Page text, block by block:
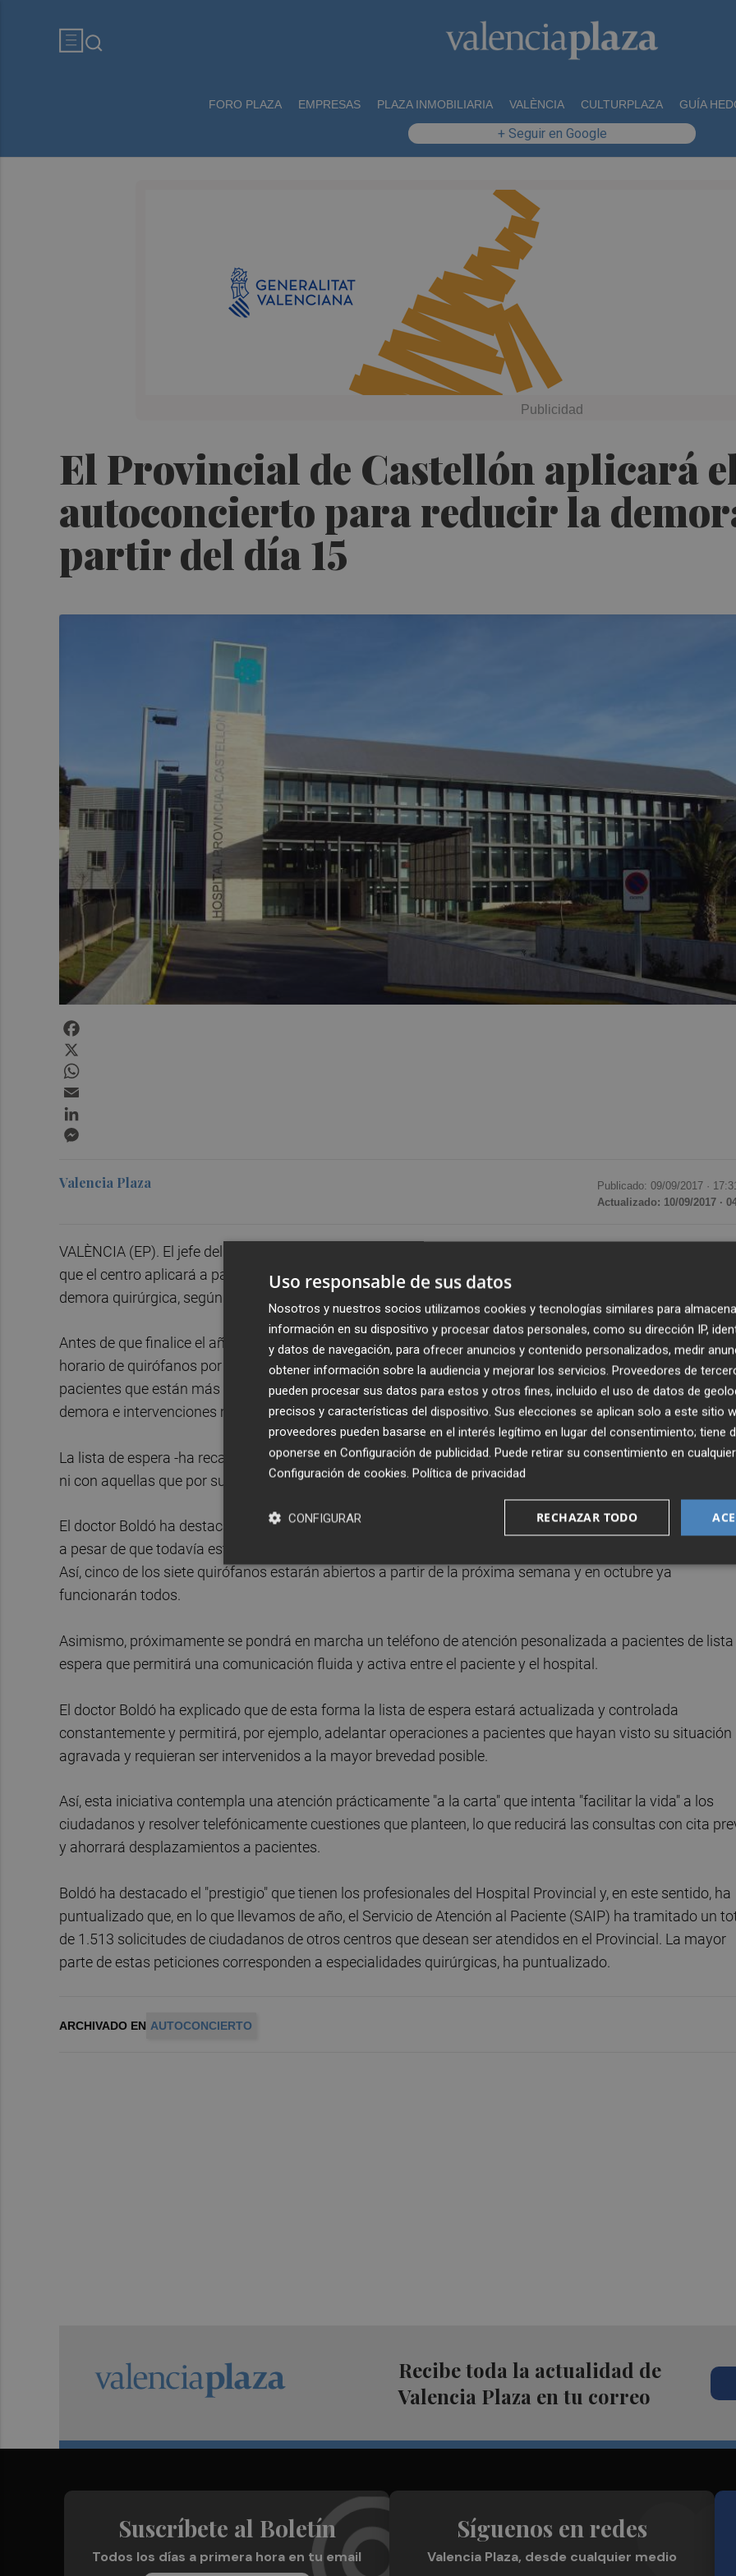
FORO PLAZA EMPRESAS PLAZA INMOBILIARIA VALÈNCIA CULTURPLAZA GUÍA
+ Seguir en Google
El Provincial de Castellón aplicará
autoconcierto para reducir la
partir del día 15
Valencia Plaza Publicado: 09/09/2017 ·
Actualizado: 10/09/2017 ·
VALÈNCIA (EP). El jefe del área quirúrgica del Hospital Provincial de Castellón,
que el centro aplicará a partir del próximo 15 de septiembre el plan de autoconcierto para disminuir la
demora quirúrgica, según ha informado el centro hospitalario en un comunicado.
Antes de que finalice el año ya se podrán ofrecer los primeros resultados del plan, que supone ampliar el
horario de quirófanos por la tarde e incluir algún sábado para realizar más intervenciones dando
pacientes que están más días pendientes de su intervención, así como a las especialidades con mayor
demora e intervenciones más frecuentes, han explicado.
La lista de espera -ha recalcado Boldó- corresponde a patologías que "no tienen que ver con las
ni con aquellas que por su clínica o procesos agudos se operan de una forma inmediata".
El doctor Boldó ha destacado "el esfuerzo" que están realizando los profesionales del hospital para
a pesar de que todavía está vigente el plan de vacaciones del personal, la reapertura de quirófanos extras.
Así, cinco de los siete quirófanos estarán abiertos a partir de la próxima semana y en octubre ya
funcionarán todos.
Asimismo, próximamente se pondrá en marcha un teléfono de atención pesonalizada a pacientes de lista
espera que permitirá una comunicación fluida y activa entre el paciente y el hospital.
El doctor Boldó ha explicado que de esta forma la lista de espera estará actualizada y controlada
constantemente y permitirá, por ejemplo, adelantar operaciones a pacientes que hayan visto su situación
agravada y requieran ser intervenidos a la mayor brevedad posible.
Así, esta iniciativa contempla una atención prácticamente "a la carta" que intenta "facilitar la vida" a los
ciudadanos y resolver telefónicamente cuestiones que planteen, lo que reducirá las consultas con cita
y ahorrará desplazamientos a pacientes.
Boldó ha destacado el "prestigio" que tienen los profesionales del Hospital Provincial y, en este sentido, ha
puntualizado que, en lo que llevamos de año, el Servicio de Atención al Paciente (SAIP) ha tramitado un
de 1.513 solicitudes de ciudadanos de otros centros que desean ser atendidos en el Provincial. La mayor
parte de estas peticiones corresponden a especialidades quirúrgicas, ha puntualizado.
ARCHIVADO EN AUTOCONCIERTO
Recibe toda la actualidad de
Valencia Plaza en tu correo
Suscríbete al Boletín
Todos los días a primera hora en tu email
Síguenos en redes
Valencia Plaza, desde cualquier medio
Uso responsable de sus datos
Nosotros y nuestros socios utilizamos cookies y tecnologías similares para
información en su dispositivo y procesar datos personales, como su dirección IP,
y datos de navegación, para ofrecer anuncios y contenido personalizados, medir
obtener información sobre la audiencia y mejorar los servicios. Proveedores de
pueden procesar sus datos para estos y otros fines, incluido el uso de datos de
precisos y características del dispositivo. Sus elecciones se aplican solo a este sitio
proveedores pueden basarse en el interés legítimo en lugar del consentimiento; tiene
oponerse en Configuración de publicidad. Puede retirar su consentimiento en
Configuración de cookies. Política de privacidad
RECHAZAR TODO
CONFIGURAR